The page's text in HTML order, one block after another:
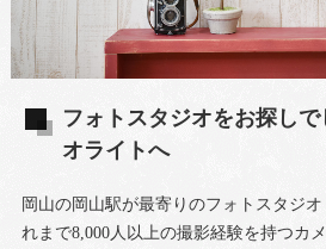
フォトスタジオをお探し
オライトへ
岡山の岡山駅が最寄りのフォトスタジ
れまで8,000人以上の撮影経験を持つカ